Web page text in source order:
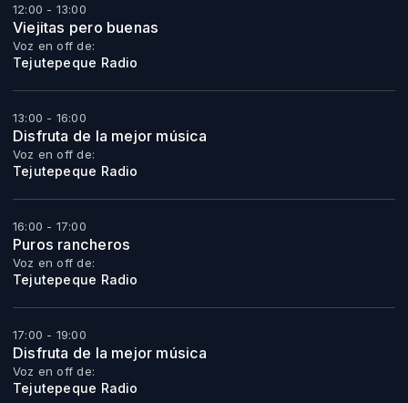
12:00 - 13:00
Viejitas pero buenas
Voz en off de:
Tejutepeque Radio
13:00 - 16:00
Disfruta de la mejor música
Voz en off de:
Tejutepeque Radio
16:00 - 17:00
Puros rancheros
Voz en off de:
Tejutepeque Radio
17:00 - 19:00
Disfruta de la mejor música
Voz en off de:
Tejutepeque Radio